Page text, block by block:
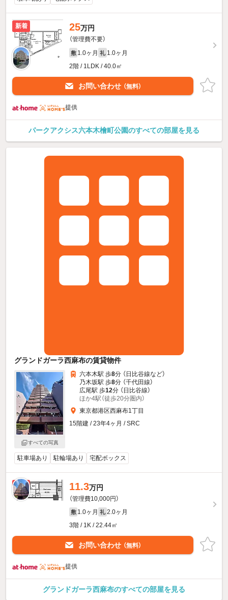
新着 25万円
（管理費不要）
敷 1.0ヶ月 礼 1.0ヶ月
2階 / 1LDK / 40.0㎡
お問い合わせ （無料）
提供
パークアクシス六本木檜町公園のすべての部屋を見る
グランドガーラ西麻布の賃貸物件
すべての写真
六本木駅 歩8分 （日比谷線など）
乃木坂駅 歩8分 （千代田線）
広尾駅 歩12分 （日比谷線）
ほか4駅（徒歩20分圏内）
東京都港区西麻布1丁目
15階建 / 23年4ヶ月 / SRC
駐車場あり 駐輪場あり 宅配ボックス
新着 11.3万円
（管理費10,000円）
敷 1.0ヶ月 礼 2.0ヶ月
3階 / 1K / 22.44㎡
お問い合わせ （無料）
提供
グランドガーラ西麻布のすべての部屋を見る